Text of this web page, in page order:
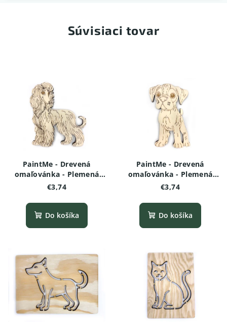
Súvisiaci tovar
PaintMe - Drevená
omaľovánka - Plemená
psov - Afganský chrt
€3,74
Do košíka
PaintMe - Drevená
omaľovánka - Plemená
psov - Boxer
€3,74
Do košíka